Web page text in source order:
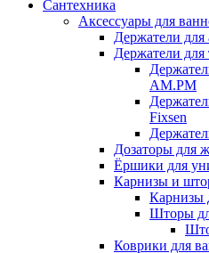
Сантехника
Аксессуары для
Держатели для
Держатели для
AM.PM
Fixsen
Дозаторы для
Ёршики для
Карнизы и
Карнизы
Шторы
Коврики для